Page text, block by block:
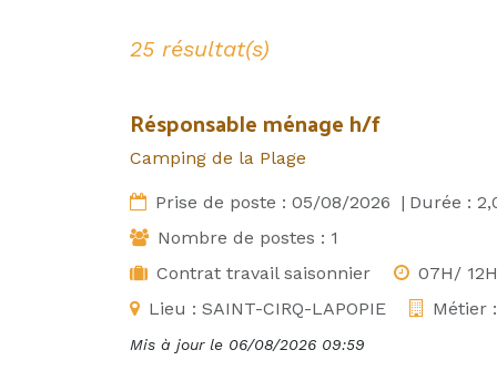
25 résultat(s)
Résponsable ménage h/f
Camping de la Plage
Prise de poste : 05/08/2026 | Durée :
Nombre de postes : 1
Contrat travail saisonnier
07H/
Lieu : SAINT-CIRQ-LAPOPIE Métier
Mis à jour le 06/08/2026 09:59